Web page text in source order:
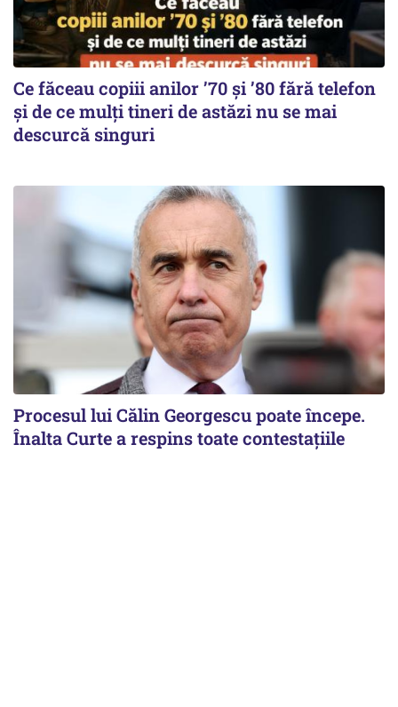
Ce făceau copiii anilor ’70 și ’80 fără telefon
și de ce mulți tineri de astăzi nu se mai
descurcă singuri
Procesul lui Călin Georgescu poate începe.
Înalta Curte a respins toate contestațiile